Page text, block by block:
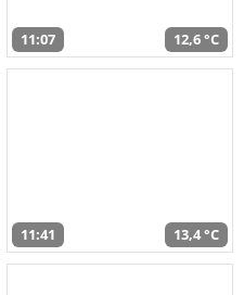
11:07 12,6 °C
11:41 13,4 °C